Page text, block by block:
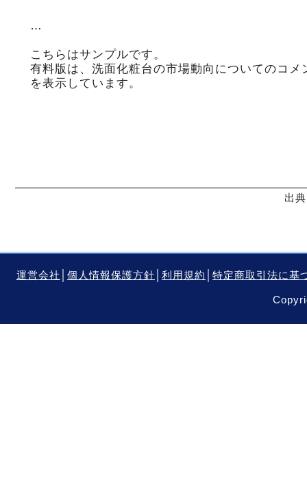
…
こちらはサンプルです。
有料版は、洗面化粧台の市場動向についてのコメ
を表示しています。
出
運営会社 個人情報保護方針 利用規約 特定商取引法に基